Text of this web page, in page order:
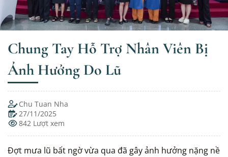
Chung Tay Hỗ Trợ Nhân Viên Bị
Ảnh Hưởng Do Lũ
Chu Tuan Nha
27/11/2025
842 Lượt xem
Đợt mưa lũ bất ngờ vừa qua đã gây ảnh hưởng nặng nề